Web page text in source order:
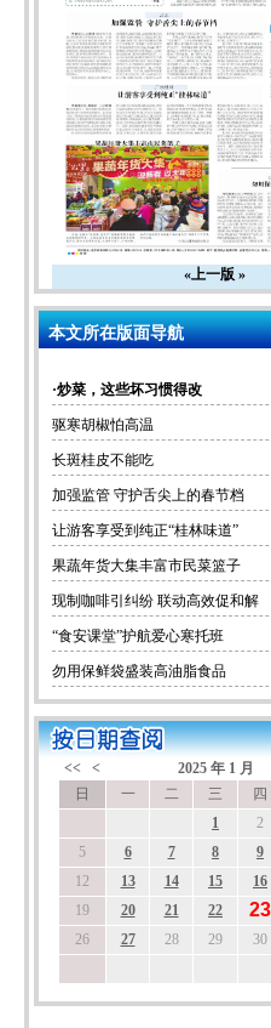
«上一版 »
本文所在版面导航
·炒菜，这些坏习惯得改
驱寒胡椒怕高温
长斑桂皮不能吃
加强监管 守护舌尖上的春节档
让游客享受到纯正“桂林味道”
果蔬年货大集丰富市民菜篮子
现制咖啡引纠纷 联动高效促和解
“食安课堂”护航爱心寒托班
勿用保鲜袋盛装高油脂食品